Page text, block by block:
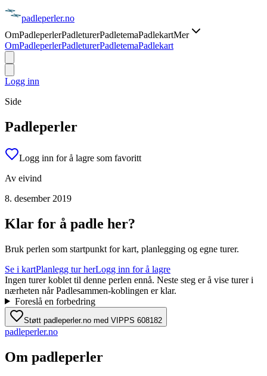
padleperler.no
OmPadleperlerPadleturerPadletemaPadlekartMer
OmPadleperlerPadleturerPadletemaPadlekart
Logg inn
Side
Padleperler
Logg inn for å lagre som favoritt
Av eivind
8. desember 2019
Klar for å padle her?
Bruk perlen som startpunkt for kart, planlegging og egne turer.
Se i kartPlanlegg tur herLogg inn for å lagre
Ingen turer koblet til denne perlen ennå. Neste steg er å vise turer i
nærheten når Padlesammen-koblingen er klar.
Foreslå en forbedring
Støtt padleperler.no med VIPPS 608182
padleperler.no
Om padleperler